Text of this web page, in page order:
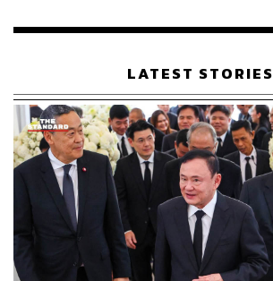
เรือนไทยที่ถูกซุกไว้
LATEST STORIES